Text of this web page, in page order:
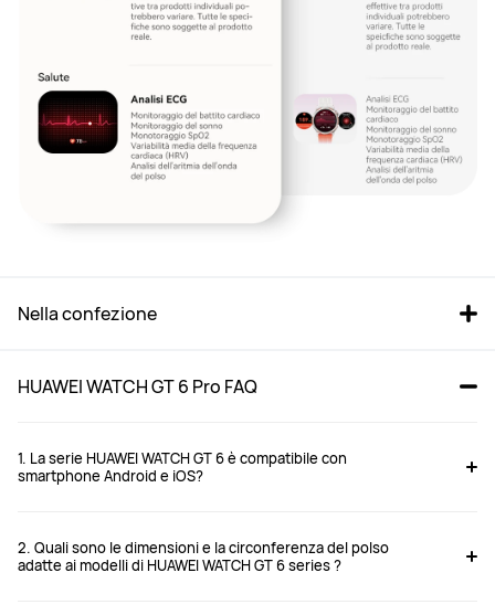
Nella confezione
HUAWEI WATCH GT 6 Pro FAQ
1. La serie HUAWEI WATCH GT 6 è compatibile con
smartphone Android e iOS?
2. Quali sono le dimensioni e la circonferenza del polso
adatte ai modelli di HUAWEI WATCH GT 6 series ?